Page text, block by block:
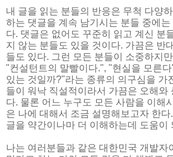
내 글을 읽는 분들의 반응은 무척 다양
하는 댓글을 계속 남기시는 분들 중에
다. 댓글은 없어도 꾸준히 읽고 계신 분
지 않는 분들도 있을 것이다. 가끔은 반
들도 있다. 그런 모든 분들이 소중하지
"컨설턴트의 말빨이다.", "현실을 모른
있는 것일까?"라는 종류의 의구심을 가
들이 워낙 직설적이라서 가끔은 오해와
다. 물론 어느 누구도 모든 사람을 이해
은 나에 대해서 조금 설명해보고자 한다
글을 약간이나마 더 이해하는데 도움이
나는 여러분들과 같은 대한민국 개발자